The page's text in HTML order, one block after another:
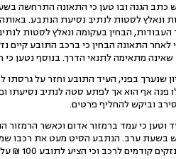
כתב הגנה ובו טען כי התאונה התרחשה
ונאלץ לסטות לנתיב נסיעת הנתבע.
העבודות, הבחין בעקומה ונאלץ לסטות
לאחר התאונה הבחין כי ברכב התובע קיים
לתנאי הדרך. בנוסף נטען כי רכב התובע הינו שנת יצור 2005 ולא מן
שנערך בפני, העיד התובע וחזר על
וביקש להחליף פרטים.
וטען כי עמד ברמזור אדום וכאשר
בשעת ערב. הנתבע הסיט מעט את רכבו
לרכב וכי הציע לתובע 100 ₪ על מנת שלא לטרוח ולהתעסק עם התאונה.